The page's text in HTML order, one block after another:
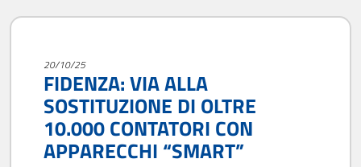
20/10/25
FIDENZA: VIA ALLA
SOSTITUZIONE DI OLTRE
10.000 CONTATORI CON
APPARECCHI “SMART”